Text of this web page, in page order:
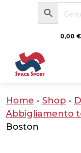
0,00 €
Home - Shop -
Abbigliamento
Boston